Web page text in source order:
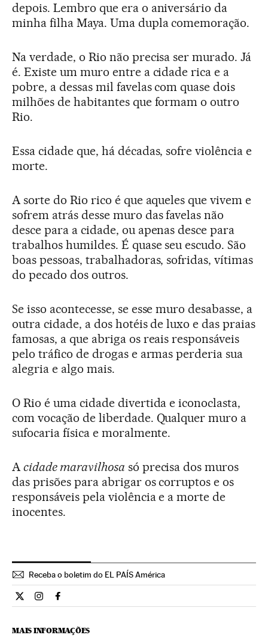
depois. Lembro que era o aniversário da
minha filha Maya. Uma dupla comemoração.
Na verdade, o Rio não precisa ser murado. Já
é. Existe um muro entre a cidade rica e a
pobre, a dessas mil favelas com quase dois
milhões de habitantes que formam o outro
Rio.
Essa cidade que, há décadas, sofre violência e
morte.
A sorte do Rio rico é que aqueles que vivem e
sofrem atrás desse muro das favelas não
desce para a cidade, ou apenas desce para
trabalhos humildes. É quase seu escudo. São
boas pessoas, trabalhadoras, sofridas, vítimas
do pecado dos outros.
Se isso acontecesse, se esse muro desabasse, a
outra cidade, a dos hotéis de luxo e das praias
famosas, a que abriga os reais responsáveis
pelo tráfico de drogas e armas perderia sua
alegria e algo mais.
O Rio é uma cidade divertida e iconoclasta,
com vocação de liberdade. Qualquer muro a
sufocaria física e moralmente.
Acidade maravilhosa só precisa dos muros
das prisões para abrigar os corruptos e os
responsáveis pela violência e a morte de
inocentes.
Receba o boletim do EL PAÍS América
Opiniao El País Brasil en Twitter
Opiniao El País Brasil en Instagram
Opiniao El País Brasil en Facebook
MAIS INFORMAÇÕES